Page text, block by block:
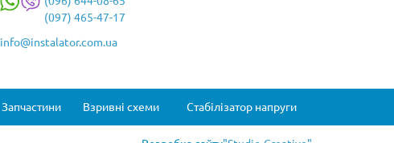
(097) 465-47-17
info@instalator.com.ua
Запчастини Взривні схеми Стабілізатор напруги